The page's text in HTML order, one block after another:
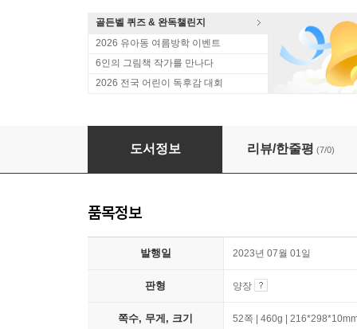
골든벨 퀴즈 & 완독챌린지
2026 유아동 여름방학 이벤트
6인의 그림책 작가를 만나다
2026 전국 어린이 독후감 대회
하늘을 날면서 잠을 잔다고?
도서정보 리뷰/한줄평 (7/0)
품목정보
발행일 2023년 07월 01일
판형 양장
쪽수, 무게, 크기 52쪽 | 460g |